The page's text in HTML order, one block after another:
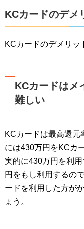
KCカードのデメ
KCカードのデメリッ
KCカードはメ
難しい
KCカードは最高還元
には430万円をKCカ
実的に430万円を利
円をもし利用するの
ードを利用した方が
ょう。